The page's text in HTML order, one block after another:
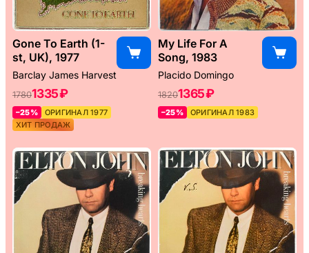
Gone To Earth (1-
st, UK), 1977
Barclay James Harvest
17801335 ₽
–25%
ОРИГИНАЛ 1977
ХИТ ПРОДАЖ
My Life For A
Song, 1983
Placido Domingo
18201365 ₽
–25% ОРИГИНАЛ 1983